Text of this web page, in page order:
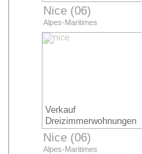
Nice (06)
Alpes-Maritimes
Verkauf
Dreizimmerwohnungen
Nice (06)
Alpes-Maritimes